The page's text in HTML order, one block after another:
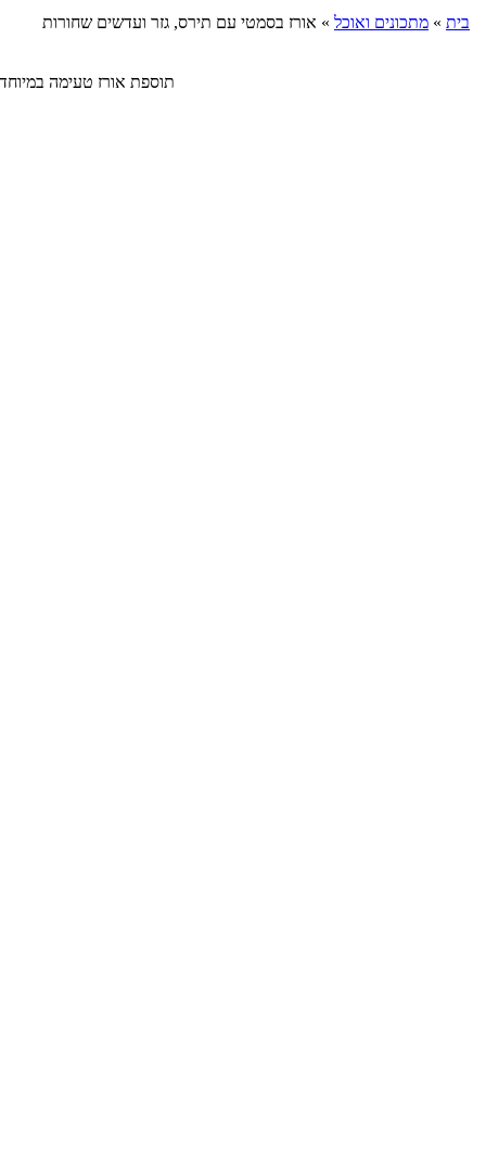
בית » מתכונים ואוכל » אורז בסמטי עם תירס, גזר ועדשים שחורות
תוספת אורז טעימה במיוחד מאורז